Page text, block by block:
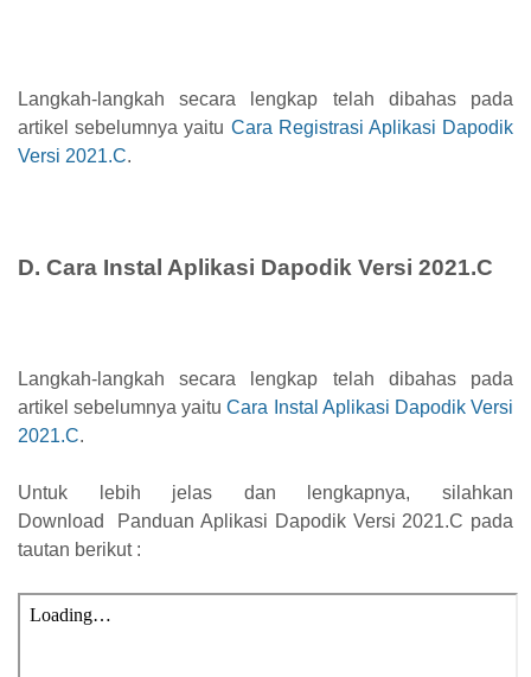
Langkah-langkah secara lengkap telah dibahas pada
artikel sebelumnya yaitu Cara Registrasi Aplikasi Dapodik
Versi 2021.C.
D. Cara Instal Aplikasi Dapodik Versi 2021.C
Langkah-langkah secara lengkap telah dibahas pada
artikel sebelumnya yaituCara Instal Aplikasi Dapodik Versi
2021.C.
Untuk lebih jelas dan lengkapnya, silahkan
Download Panduan Aplikasi Dapodik Versi 2021.C pada
tautan berikut :